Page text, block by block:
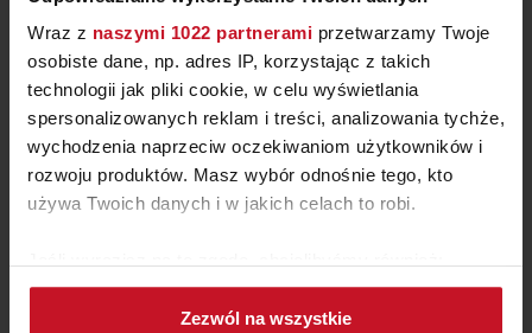
Wraz z naszymi 1022 partnerami przetwarzamy Twoje
osobiste dane, np. adres IP, korzystając z takich
technologii jak pliki cookie, w celu wyświetlania
spersonalizowanych reklam i treści, analizowania tychże,
wychodzenia naprzeciw oczekiwaniom użytkowników i
rozwoju produktów. Masz wybór odnośnie tego, kto
używa Twoich danych i w jakich celach to robi.
Gromadzić dane dotyczące Twojej lokalizacji
geograficznej z dokładnością nawet do kilku metrów
Zezwól na wszystkie